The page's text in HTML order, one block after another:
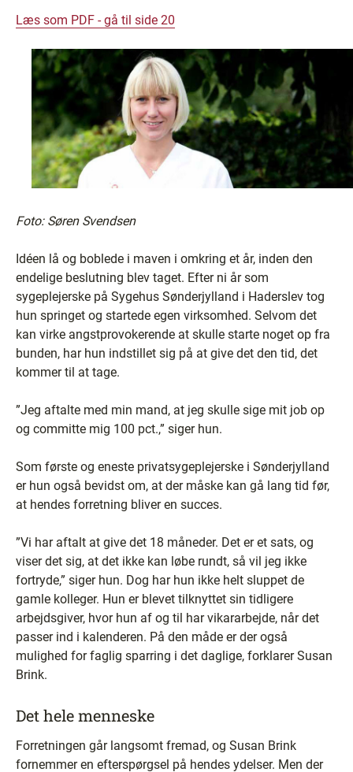
Læs som PDF - gå til side 20
Foto: Søren Svendsen
Idéen lå og boblede i maven i omkring et år, inden den
endelige beslutning blev taget. Efter ni år som
sygeplejerske på Sygehus Sønderjylland i Haderslev tog
hun springet og startede egen virksomhed. Selvom det
kan virke angstprovokerende at skulle starte noget op fra
bunden, har hun indstillet sig på at give det den tid, det
kommer til at tage.
”Jeg aftalte med min mand, at jeg skulle sige mit job op
og committe mig 100 pct.,” siger hun.
Som første og eneste privatsygeplejerske i Sønderjylland
er hun også bevidst om, at der måske kan gå lang tid før,
at hendes forretning bliver en succes.
”Vi har aftalt at give det 18 måneder. Det er et sats, og
viser det sig, at det ikke kan løbe rundt, så vil jeg ikke
fortryde,” siger hun. Dog har hun ikke helt sluppet de
gamle kolleger. Hun er blevet tilknyttet sin tidligere
arbejdsgiver, hvor hun af og til har vikararbejde, når det
passer ind i kalenderen. På den måde er der også
mulighed for faglig sparring i det daglige, forklarer Susan
Brink.
Det hele menneske
Forretningen går langsomt fremad, og Susan Brink
fornemmer en efterspørgsel på hendes ydelser. Men der